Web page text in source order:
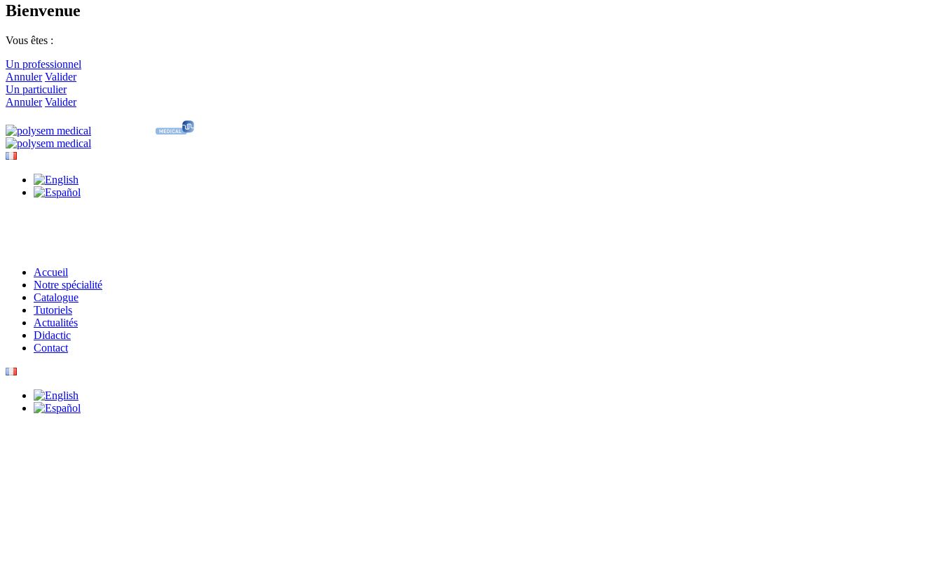
Bienvenue
Vous êtes :
Un professionnel
Annuler Valider
Un particulier
Annuler Valider
Accueil
Notre spécialité
Catalogue
Tutoriels
Actualités
Didactic
Contact